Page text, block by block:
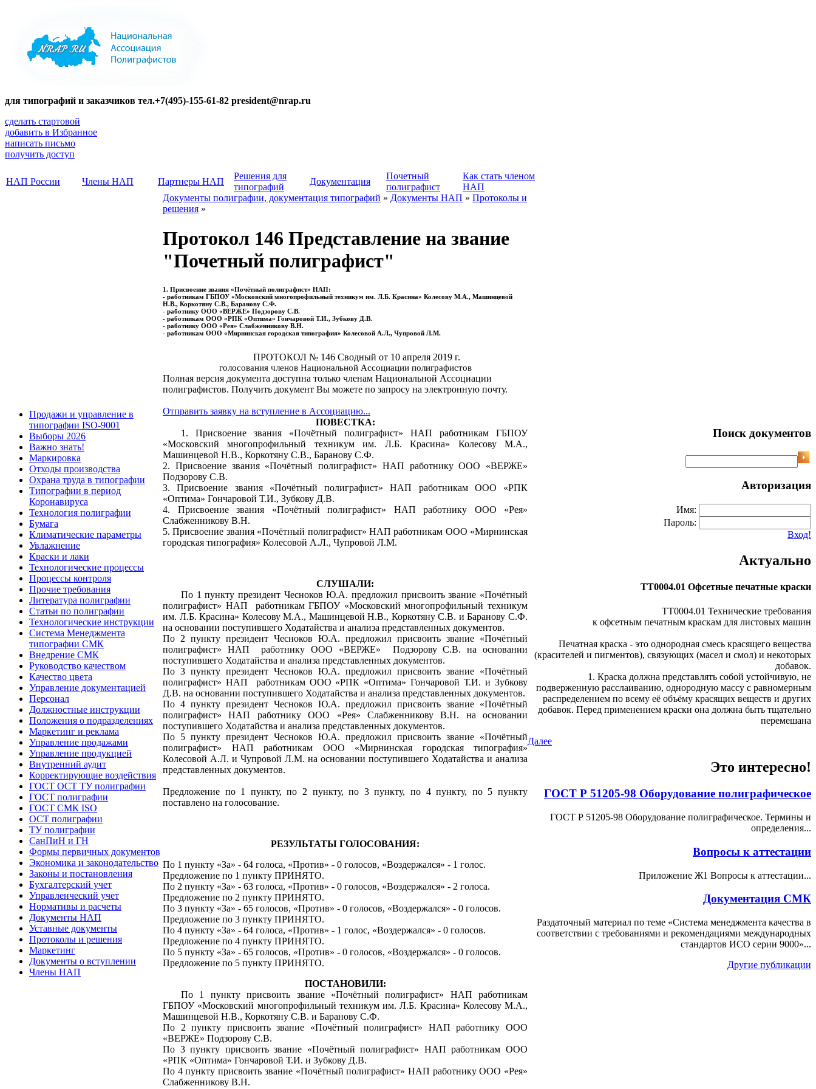
для типографий и заказчиков тел.+7(495)-155-61-82 president@nrap.ru
сделать стартовой
добавить в Избранное
написать письмо
получить доступ
НАП России Члены НАП Партнеры НАП
Решения для
типографий
Документация
Почетный
полиграфист
Как стать членом
НАП
Продажи и управление в
типографии ISO-9001
Выборы 2026
Важно знать!
Маркировка
Отходы производства
Охрана труда в типографии
Типографии в период
Коронавируса
Технология полиграфии
Бумага
Климатические параметры
Увлажнение
Краски и лаки
Технологические процессы
Процессы контроля
Прочие требования
Литература полиграфии
Статьи по полиграфии
Технологические инструкции
Система Менеджмента
типографии СМК
Внедрение СМК
Руководство качеством
Качество цвета
Управление документацией
Персонал
Должностные инструкции
Положения о подразделениях
Маркетинг и реклама
Управление продажами
Управление продукцией
Внутренний аудит
Корректирующие воздействия
ГОСТ ОСТ ТУ полиграфии
ГОСТ полиграфии
ГОСТ СМК ISO
ОСТ полиграфии
ТУ полиграфии
СанПиН и ГН
Формы первичных документов
Экономика и законодательство
Законы и постановления
Бухгалтерский учет
Управленческий учет
Нормативы и расчеты
Документы НАП
Уставные документы
Протоколы и решения
Маркетинг
Документы о вступлении
Члены НАП
Документы полиграфии, документация типографий » Документы НАП » Протоколы и
решения »
Протокол 146 Представление на звание
"Почетный полиграфист"
1. Присвоение звания «Почётный полиграфист» НАП:
- работникам ГБПОУ «Московский многопрофильный техникум им. Л.Б. Красина» Колесову М.А., Машинцевой
Н.В., Коркотяну С.В., Баранову С.Ф.
- работнику ООО «ВЕРЖЕ» Подзорову С.В.
- работникам ООО «РПК «Оптима» Гончаровой Т.И., Зубкову Д.В.
- работнику ООО «Рея» Слабженникову В.Н.
- работникам ООО «Мирнинская городская типография» Колесовой А.Л., Чупровой Л.М.
ПРОТОКОЛ № 146 Сводный от 10 апреля 2019 г.
голосования членов Национальной Ассоциации полиграфистов
Полная версия документа доступна только членам Национальной Ассоциации
полиграфистов. Получить документ Вы можете по запросу на электронную почту.
Отправить заявку на вступление в Ассоциацию...
ПОВЕСТКА:
1. Присвоение звания «Почётный полиграфист» НАП работникам ГБПОУ
«Московский многопрофильный техникум им. Л.Б. Красина» Колесову М.А.,
Машинцевой Н.В., Коркотяну С.В., Баранову С.Ф.
2. Присвоение звания «Почётный полиграфист» НАП работнику ООО «ВЕРЖЕ»
Подзорову С.В.
3. Присвоение звания «Почётный полиграфист» НАП работникам ООО «РПК
«Оптима» Гончаровой Т.И., Зубкову Д.В.
4. Присвоение звания «Почётный полиграфист» НАП работнику ООО «Рея»
Слабженникову В.Н.
5. Присвоение звания «Почётный полиграфист» НАП работникам ООО «Мирнинская
городская типография» Колесовой А.Л., Чупровой Л.М.
СЛУШАЛИ:
По 1 пункту президент Чесноков Ю.А. предложил присвоить звание «Почётный
полиграфист» НАП работникам ГБПОУ «Московский многопрофильный техникум
им. Л.Б. Красина» Колесову М.А., Машинцевой Н.В., Коркотяну С.В. и Баранову С.Ф.
на основании поступившего Ходатайства и анализа представленных документов.
По 2 пункту президент Чесноков Ю.А. предложил присвоить звание «Почётный
полиграфист» НАП работнику ООО «ВЕРЖЕ» Подзорову С.В. на основании
поступившего Ходатайства и анализа представленных документов.
По 3 пункту президент Чесноков Ю.А. предложил присвоить звание «Почётный
полиграфист» НАП работникам ООО «РПК «Оптима» Гончаровой Т.И. и Зубкову
Д.В. на основании поступившего Ходатайства и анализа представленных документов.
По 4 пункту президент Чесноков Ю.А. предложил присвоить звание «Почётный
полиграфист» НАП работнику ООО «Рея» Слабженникову В.Н. на основании
поступившего Ходатайства и анализа представленных документов.
По 5 пункту президент Чесноков Ю.А. предложил присвоить звание «Почётный
полиграфист» НАП работникам ООО «Мирнинская городская типография»
Колесовой А.Л. и Чупровой Л.М. на основании поступившего Ходатайства и анализа
представленных документов.
Предложение по 1 пункту, по 2 пункту, по 3 пункту, по 4 пункту, по 5 пункту
поставлено на голосование.
РЕЗУЛЬТАТЫ ГОЛОСОВАНИЯ:
По 1 пункту «За» - 64 голоса, «Против» - 0 голосов, «Воздержался» - 1 голос.
Предложение по 1 пункту ПРИНЯТО.
По 2 пункту «За» - 63 голоса, «Против» - 0 голосов, «Воздержался» - 2 голоса.
Предложение по 2 пункту ПРИНЯТО.
По 3 пункту «За» - 65 голосов, «Против» - 0 голосов, «Воздержался» - 0 голосов.
Предложение по 3 пункту ПРИНЯТО.
По 4 пункту «За» - 64 голоса, «Против» - 1 голос, «Воздержался» - 0 голосов.
Предложение по 4 пункту ПРИНЯТО.
По 5 пункту «За» - 65 голосов, «Против» - 0 голосов, «Воздержался» - 0 голосов.
Предложение по 5 пункту ПРИНЯТО.
ПОСТАНОВИЛИ:
По 1 пункту присвоить звание «Почётный полиграфист» НАП работникам
ГБПОУ «Московский многопрофильный техникум им. Л.Б. Красина» Колесову М.А.,
Машинцевой Н.В., Коркотяну С.В. и Баранову С.Ф.
По 2 пункту присвоить звание «Почётный полиграфист» НАП работнику ООО
«ВЕРЖЕ» Подзорову С.В.
По 3 пункту присвоить звание «Почётный полиграфист» НАП работникам ООО
«РПК «Оптима» Гончаровой Т.И. и Зубкову Д.В.
По 4 пункту присвоить звание «Почётный полиграфист» НАП работнику ООО «Рея»
Слабженникову В.Н.
Поиск документов
Авторизация
Имя:
Пароль:
Вход!
Актуально
ТТ0004.01 Офсетные печатные краски
ТТ0004.01 Технические требования
к офсетным печатным краскам для листовых машин
Печатная краска - это однородная смесь красящего вещества
(красителей и пигментов), связующих (масел и смол) и некоторых
добавок.
1. Краска должна представлять собой устойчивую, не
подверженную расслаиванию, однородную массу с равномерным
распределением по всему её объёму красящих веществ и других
добавок. Перед применением краски она должна быть тщательно
перемешана
Далее
Это интересно!
ГОСТ Р 51205-98 Оборудование полиграфическое
ГОСТ Р 51205-98 Оборудование полиграфическое. Термины и
определения...
Вопросы к аттестации
Приложение Ж1 Вопросы к аттестации...
Документация СМК
Раздаточный материал по теме «Система менеджмента качества в
соответствии с требованиями и рекомендациями международных
стандартов ИСО серии 9000»...
Другие публикации